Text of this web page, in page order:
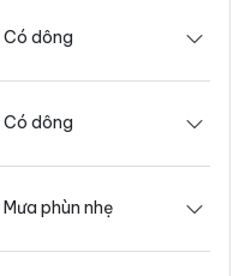
Có dông
Có dông
Mưa phùn nhẹ